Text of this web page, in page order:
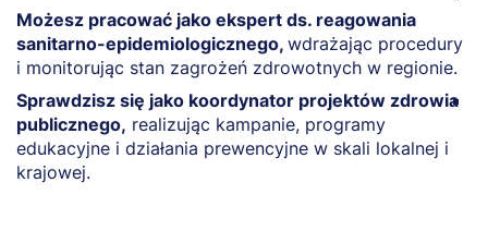
Możesz pracować jako ekspert ds. reagowania
sanitarno-epidemiologicznego, wdrażając procedury
i monitorując stan zagrożeń zdrowotnych w regionie.
Sprawdzisz się jako koordynator projektów zdrowia
publicznego, realizując kampanie, programy
edukacyjne i działania prewencyjne w skali lokalnej i
krajowej.